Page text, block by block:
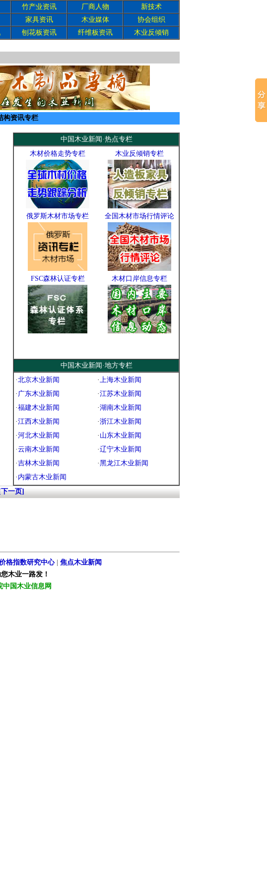
竹产业资讯 厂商人物
新技术
家具资讯 木业媒体
协会组织
刨花板资讯 纤维板资讯
木业反倾销
构资讯专栏
中国木业新闻·热点专栏
木材价格走势专栏
木业反倾销专栏
俄罗斯木材市场专栏 全国木材市场行情评论
FSC森林认证专栏 木材口岸信息专栏
中国木业新闻·地方专栏
·北京木业新闻 ·上海木业新闻
· 广东木业新闻 ·江苏木业新闻
·福建木业新闻 ·湖南木业新闻
·江西木业新闻 ·浙江木业新闻
·河北木业新闻 · 山东木业新闻
·云南木业新闻 ·辽宁木业新闻
·吉林木业新闻 ·黑龙江木业新闻
· 内蒙古木业新闻
一页]
格指数研究中心
焦点木业新闻
木业一路发！
中国木业信息网